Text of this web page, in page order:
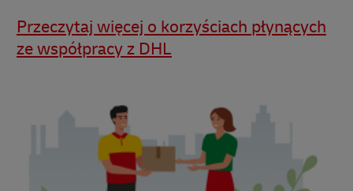
Przeczytaj więcej o korzyściach płynących
ze współpracy z DHL